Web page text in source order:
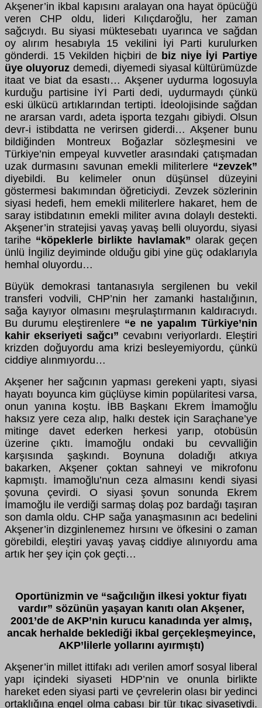
Akşener’in ikbal kapısını aralayan ona hayat öpücüğü
veren CHP oldu, lideri Kılıçdaroğlu, her zaman
sağcıydı. Bu siyasi müktesebatı uyarınca ve sağdan
oy alırım hesabıyla 15 vekilini İyi Parti kurulurken
gönderdi. 15 Vekilden hiçbiri de biz niye İyi Partiye
üye oluyoruz demedi, diyemedi siyasal kültürümüzde
itaat ve biat da esastı… Akşener uydurma logosuyla
kurduğu partisine İYİ Parti dedi, uydurmaydı çünkü
eski ülkücü artıklarından tertipti. İdeolojisinde sağdan
ne ararsan vardı, adeta işporta tezgahı gibiydi. Olsun
devr-i istibdatta ne verirsen giderdi… Akşener bunu
bildiğinden Montreux Boğazlar sözleşmesini ve
Türkiye’nin empeyal kuvvetler arasındaki çatışmadan
uzak durmasını savunan emekli militerlere “zevzek”
diyebildi. Bu kelimeler onun düşünsel düzeyini
göstermesi bakımından öğreticiydi. Zevzek sözlerinin
siyasi hedefi, hem emekli militerlere hakaret, hem de
saray istibdatının emekli militer avına dolaylı destekti.
Akşener’in stratejisi yavaş yavaş belli oluyordu, siyasi
tarihe “köpeklerle birlikte havlamak” olarak geçen
ünlü İngiliz deyiminde olduğu gibi yine güç odaklarıyla
hemhal oluyordu…
Büyük demokrasi tantanasıyla sergilenen bu vekil
transferi vodvili, CHP’nin her zamanki hastalığının,
sağa kayıyor olmasını meşrulaştırmanın kaldıracıydı.
Bu durumu eleştirenlere “e ne yapalım Türkiye’nin
kahir ekseriyeti sağcı” cevabını veriyorlardı. Eleştiri
krizden doğuyordu ama krizi besleyemiyordu, çünkü
ciddiye alınmıyordu…
Akşener her sağcının yapması gerekeni yaptı, siyasi
hayatı boyunca kim güçlüyse kimin popülaritesi varsa,
onun yanına koştu. İBB Başkanı Ekrem İmamoğlu
haksız yere ceza alıp, halkı destek için Saraçhane’ye
mitinge davet ederken herkesi yarıp, otobüsün
üzerine çıktı. İmamoğlu ondaki bu cevvalliğin
karşısında şaşkındı. Boynuna doladığı atkıya
bakarken, Akşener çoktan sahneyi ve mikrofonu
kapmıştı. İmamoğlu’nun ceza almasını kendi siyasi
şovuna çevirdi. O siyasi şovun sonunda Ekrem
İmamoğlu ile verdiği sarmaş dolaş poz bardağı taşıran
son damla oldu. CHP sağa yanaşmasının acı bedelini
Akşener’in dizginlenemez hırsını ve öfkesini o zaman
görebildi, eleştiri yavaş yavaş ciddiye alınıyordu ama
artık her şey için çok geçti…
Oportünizmin ve “sağcılığın ilkesi yoktur fiyatı
vardır” sözünün yaşayan kanıtı olan Akşener,
2001’de de AKP’nin kurucu kanadında yer almış,
ancak herhalde beklediği ikbal gerçekleşmeyince,
AKP’lilerle yollarını ayırmıştı)
Akşener’in millet ittifakı adı verilen amorf sosyal liberal
yapı içindeki siyaseti HDP’nin ve onunla birlikte
hareket eden siyasi parti ve çevrelerin olası bir yedinci
ortaklığına engel olma çabası bir tür tıkaç siyasetiydi.